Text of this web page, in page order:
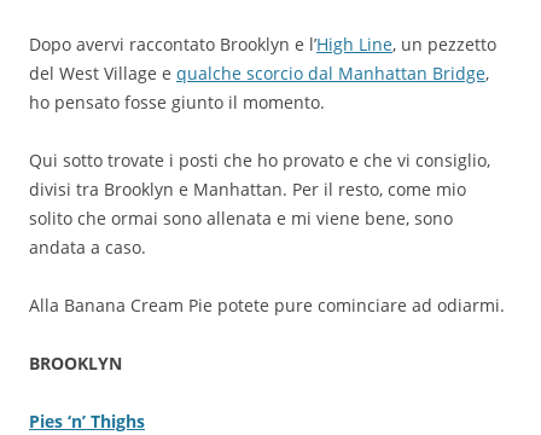
Dopo avervi raccontato Brooklyn e l’High Line, un pezzetto
del West Village e qualche scorcio dal Manhattan Bridge,
ho pensato fosse giunto il momento.
Qui sotto trovate i posti che ho provato e che vi consiglio,
divisi tra Brooklyn e Manhattan. Per il resto, come mio
solito che ormai sono allenata e mi viene bene, sono
andata a caso.
Alla Banana Cream Pie potete pure cominciare ad odiarmi.
BROOKLYN
Pies ‘n’ Thighs